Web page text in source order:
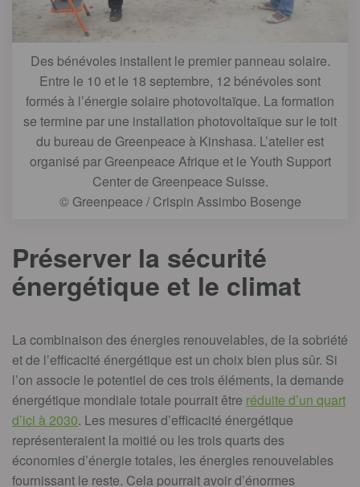
Des bénévoles installent le premier panneau solaire.
Entre le 10 et le 18 septembre, 12 bénévoles sont
formés à l’énergie solaire photovoltaïque. La formation
se termine par une installation photovoltaïque sur le toit
du bureau de Greenpeace à Kinshasa. L’atelier est
organisé par Greenpeace Afrique et le Youth Support
Center de Greenpeace Suisse.
© Greenpeace / Crispin Assimbo Bosenge
Préserver la sécurité
énergétique et le climat
La combinaison des énergies renouvelables, de la sobriété
et de l’efficacité énergétique est un choix bien plus sûr. Si
l’on associe le potentiel de ces trois éléments, la demande
énergétique mondiale totale pourrait être réduite d’un quart
d’ici à 2030. Les mesures d’efficacité énergétique
représenteraient la moitié ou les trois quarts des
économies d’énergie totales, les énergies renouvelables
fournissant le reste. Cela pourrait avoir d’énormes